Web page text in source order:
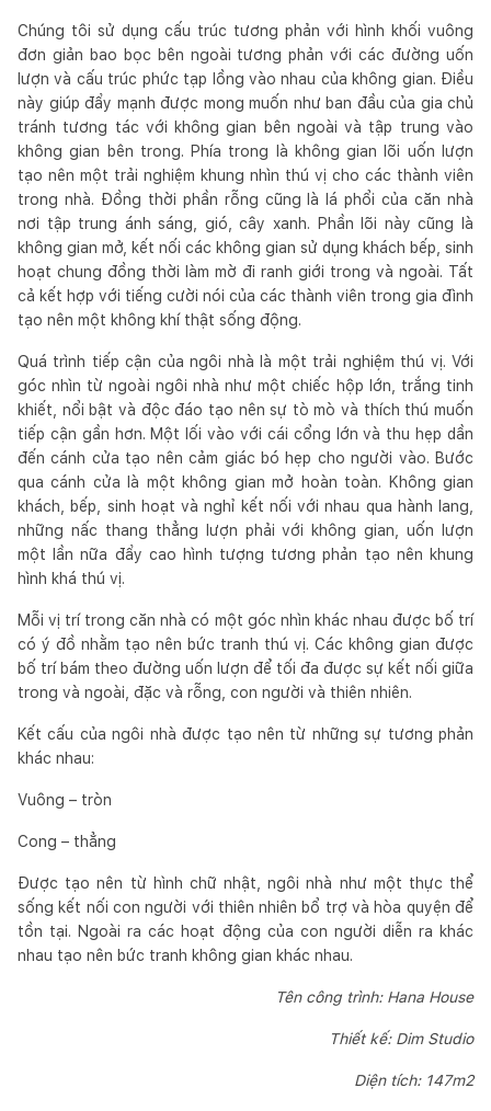
để phấn đấu đưa đến khách hàng một sản phẩm hoàn
thiện nhưng không kém phần độc đáo.
Chúng tôi sử dụng cấu trúc tương phản với hình khối vuông
đơn giản bao bọc bên ngoài tương phản với các đường uốn
lượn và cấu trúc phức tạp lồng vào nhau của không gian. Điều
này giúp đẩy mạnh được mong muốn như ban đầu của gia chủ
tránh tương tác với không gian bên ngoài và tập trung vào
không gian bên trong. Phía trong là không gian lõi uốn lượn
tạo nên một trải nghiệm khung nhìn thú vị cho các thành viên
trong nhà. Đồng thời phần rỗng cũng là lá phổi của căn nhà
nơi tập trung ánh sáng, gió, cây xanh. Phần lõi này cũng là
không gian mở, kết nối các không gian sử dụng khách bếp, sinh
hoạt chung đồng thời làm mờ đi ranh giới trong và ngoài. Tất
cả kết hợp với tiếng cười nói của các thành viên trong gia đình
tạo nên một không khí thật sống động.
Quá trình tiếp cận của ngôi nhà là một trải nghiệm thú vị. Với
góc nhìn từ ngoài ngôi nhà như một chiếc hộp lớn, trắng tinh
khiết, nổi bật và độc đáo tạo nên sự tò mò và thích thú muốn
tiếp cận gần hơn. Một lối vào với cái cổng lớn và thu hẹp dần
đến cánh cửa tạo nên cảm giác bó hẹp cho người vào. Bước
qua cánh cửa là một không gian mở hoàn toàn. Không gian
khách, bếp, sinh hoạt và nghỉ kết nối với nhau qua hành lang,
những nấc thang thẳng lượn phải với không gian, uốn lượn
một lần nữa đẩy cao hình tượng tương phản tạo nên khung
hình khá thú vị.
Mỗi vị trí trong căn nhà có một góc nhìn khác nhau được bố trí
có ý đồ nhằm tạo nên bức tranh thú vị. Các không gian được
bố trí bám theo đường uốn lượn để tối đa được sự kết nối giữa
trong và ngoài, đặc và rỗng, con người và thiên nhiên.
Kết cấu của ngôi nhà được tạo nên từ những sự tương phản
khác nhau:
Vuông – tròn
Cong – thẳng
Được tạo nên từ hình chữ nhật, ngôi nhà như một thực thể
sống kết nối con người với thiên nhiên bổ trợ và hòa quyện để
tồn tại. Ngoài ra các hoạt động của con người diễn ra khác
nhau tạo nên bức tranh không gian khác nhau.
Tên công trình: Hana House
Thiết kế: Dim Studio
Diện tích: 147m2